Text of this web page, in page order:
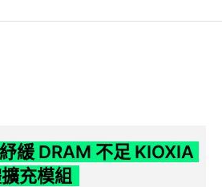
緩 DRAM 不足 KIOXIA
充模組